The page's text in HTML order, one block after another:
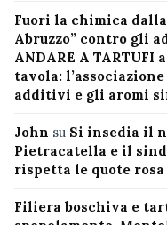
Fuori la chimica
Abruzzo” contro gli
ANDARE A TARTUFI
tavola:
additivi e gli aromi
John su Si insedia il
Pietracatella e il
rispetta le quote rosa
Filiera boschiva e